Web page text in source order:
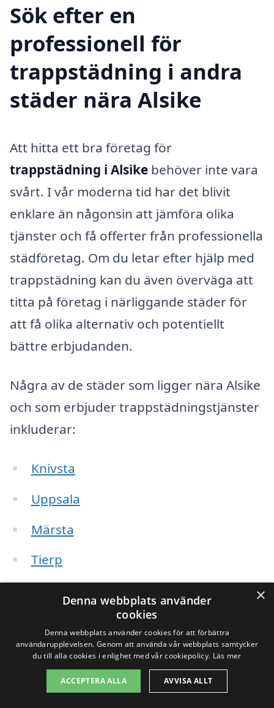
Sök efter en
professionell för
trappstädning i andra
städer nära Alsike
Att hitta ett bra företag för
trappstädning i Alsike behöver inte vara
svårt. I vår moderna tid har det blivit
enklare än någonsin att jämföra olika
tjänster och få offerter från professionella
städföretag. Om du letar efter hjälp med
trappstädning kan du även överväga att
titta på företag i närliggande städer för
att få olika alternativ och potentiellt
bättre erbjudanden.
Några av de städer som ligger nära Alsike
och som erbjuder trappstädningstjänster
inkluderar:
Knivsta
Uppsala
Märsta
Tierp
Gävle
Tärnsjö
×
Denna webbplats använder
cookies
Denna webbplats använder cookies för att förbättra
användarupplevelsen. Genom att använda vår webbplats samtycker
du till alla cookies i enlighet med vår cookiepolicy. Läs mer
ACCEPTERA ALLA AVVISA ALLT